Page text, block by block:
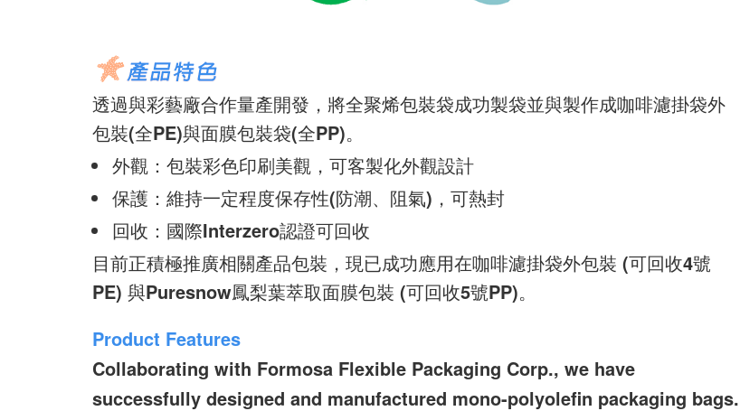
透過與彩藝廠合作量產開發，將全聚烯包裝袋成功製袋並與製作成咖啡濾掛袋外
包裝(全PE)與面膜包裝袋(全PP)。
外觀：包裝彩色印刷美觀，可客製化外觀設計
保護：維持一定程度保存性(防潮、阻氣)，可熱封
回收：國際Interzero認證可回收
目前正積極推廣相關產品包裝，現已成功應用在咖啡濾掛袋外包裝 (可回收4號
PE) 與Puresnow鳳梨葉萃取面膜包裝 (可回收5號PP)。
Product Features
Collaborating with Formosa Flexible Packaging Corp., we have
successfully designed and manufactured mono-polyolefin packaging bags.